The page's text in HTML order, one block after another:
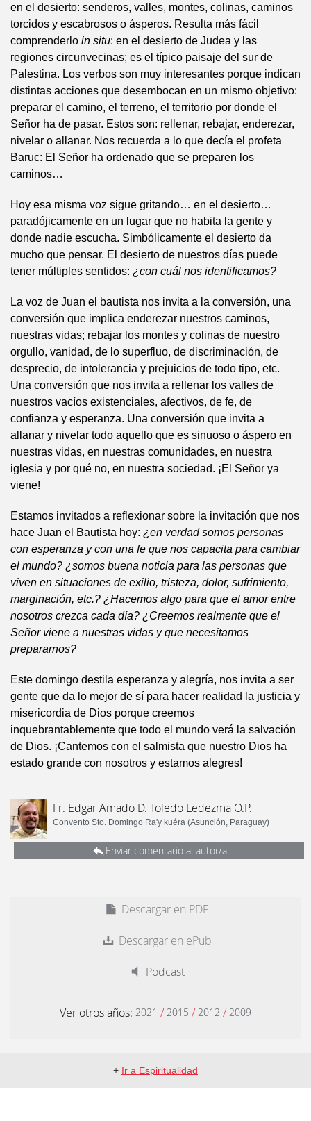
en el desierto: senderos, valles, montes, colinas, caminos
torcidos y escabrosos o ásperos. Resulta más fácil
comprenderlo in situ: en el desierto de Judea y las
regiones circunvecinas; es el típico paisaje del sur de
Palestina. Los verbos son muy interesantes porque indican
distintas acciones que desembocan en un mismo objetivo:
preparar el camino, el terreno, el territorio por donde el
Señor ha de pasar. Estos son: rellenar, rebajar, enderezar,
nivelar o allanar. Nos recuerda a lo que decía el profeta
Baruc: El Señor ha ordenado que se preparen los
caminos…
Hoy esa misma voz sigue gritando… en el desierto…
paradójicamente en un lugar que no habita la gente y
donde nadie escucha. Simbólicamente el desierto da
mucho que pensar. El desierto de nuestros días puede
tener múltiples sentidos: ¿con cuál nos identificamos?
La voz de Juan el bautista nos invita a la conversión, una
conversión que implica enderezar nuestros caminos,
nuestras vidas; rebajar los montes y colinas de nuestro
orgullo, vanidad, de lo superfluo, de discriminación, de
desprecio, de intolerancia y prejuicios de todo tipo, etc.
Una conversión que nos invita a rellenar los valles de
nuestros vacíos existenciales, afectivos, de fe, de
confianza y esperanza. Una conversión que invita a
allanar y nivelar todo aquello que es sinuoso o áspero en
nuestras vidas, en nuestras comunidades, en nuestra
iglesia y por qué no, en nuestra sociedad. ¡El Señor ya
viene!
Estamos invitados a reflexionar sobre la invitación que nos
hace Juan el Bautista hoy: ¿en verdad somos personas
con esperanza y con una fe que nos capacita para cambiar
el mundo? ¿somos buena noticia para las personas que
viven en situaciones de exilio, tristeza, dolor, sufrimiento,
marginación, etc.? ¿Hacemos algo para que el amor entre
nosotros crezca cada día? ¿Creemos realmente que el
Señor viene a nuestras vidas y que necesitamos
prepararnos?
Este domingo destila esperanza y alegría, nos invita a ser
gente que da lo mejor de sí para hacer realidad la justicia y
misericordia de Dios porque creemos
inquebrantablemente que todo el mundo verá la salvación
de Dios. ¡Cantemos con el salmista que nuestro Dios ha
estado grande con nosotros y estamos alegres!
Fr. Edgar Amado D. Toledo Ledezma O.P.
Convento Sto. Domingo Ra'y kuéra (Asunción, Paraguay)
Enviar comentario al autor/a
Descargar en PDF
Descargar en ePub
Podcast
Ver otros años: 2021 / 2015 / 2012 / 2009
+ Ir a Espiritualidad